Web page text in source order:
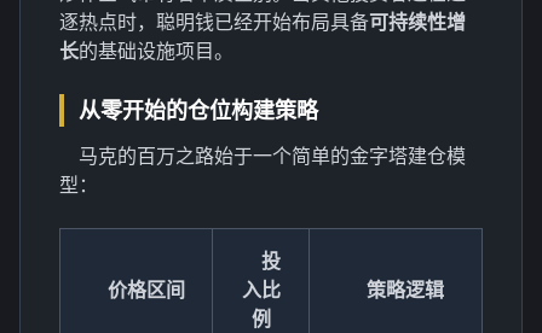
逐热点时，聪明钱已经开始布局具备可持续性增
长的基础设施项目。
从零开始的仓位构建策略
马克的百万之路始于一个简单的金字塔建仓模
型：
价格区间
投
入比
例
策略逻辑